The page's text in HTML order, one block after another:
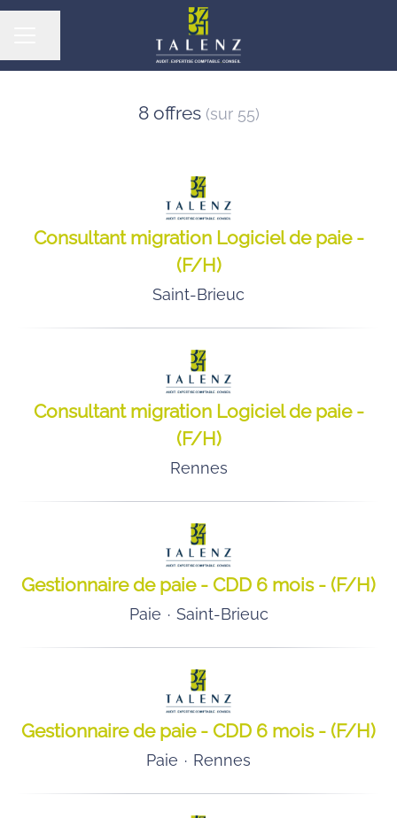
8 offres (sur 55)
Consultant migration Logiciel de paie -
(F/H)
Saint-Brieuc
Consultant migration Logiciel de paie -
(F/H)
Rennes
Gestionnaire de paie - CDD 6 mois - (F/H)
Paie · Saint-Brieuc
Gestionnaire de paie - CDD 6 mois - (F/H)
Paie · Rennes